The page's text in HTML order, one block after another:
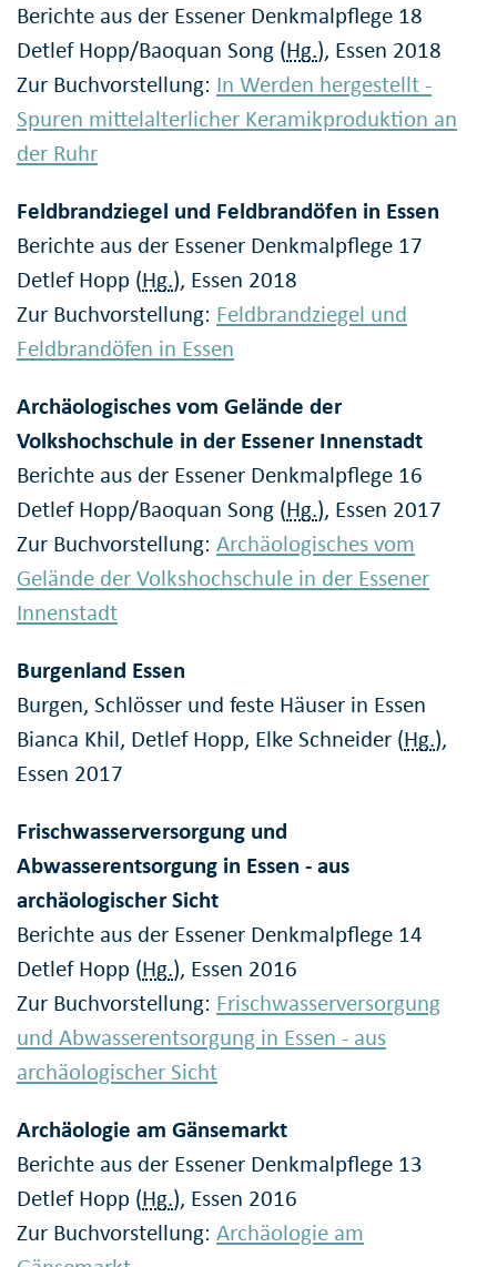
Berichte aus der Essener Denkmalpflege 18
Detlef Hopp/Baoquan Song (Hg.), Essen 2018
Zur Buchvorstellung: In Werden hergestellt -
Spuren mittelalterlicher Keramikproduktion an
der Ruhr
Feldbrandziegel und Feldbrandöfen in Essen
Berichte aus der Essener Denkmalpflege 17
Detlef Hopp (Hg.), Essen 2018
Zur Buchvorstellung: Feldbrandziegel und
Feldbrandöfen in Essen
Archäologisches vom Gelände der
Volkshochschule in der Essener Innenstadt
Berichte aus der Essener Denkmalpflege 16
Detlef Hopp/Baoquan Song (Hg.), Essen 2017
Zur Buchvorstellung: Archäologisches vom
Gelände der Volkshochschule in der Essener
Innenstadt
Burgenland Essen
Burgen, Schlösser und feste Häuser in Essen
Bianca Khil, Detlef Hopp, Elke Schneider (Hg.),
Essen 2017
Frischwasserversorgung und
Abwasserentsorgung in Essen - aus
archäologischer Sicht
Berichte aus der Essener Denkmalpflege 14
Detlef Hopp (Hg.), Essen 2016
Zur Buchvorstellung: Frischwasserversorgung
und Abwasserentsorgung in Essen - aus
archäologischer Sicht
Archäologie am Gänsemarkt
Berichte aus der Essener Denkmalpflege 13
Detlef Hopp (Hg.), Essen 2016
Zur Buchvorstellung: Archäologie am